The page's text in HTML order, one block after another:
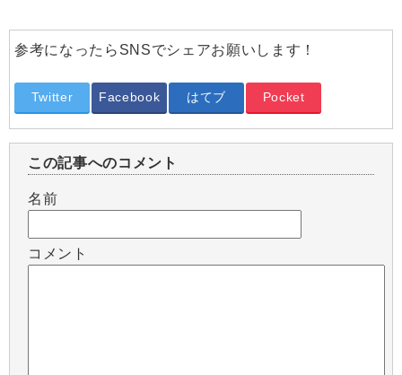
参考になったらSNSでシェアお願いします！
Twitter Facebook はてブ Pocket
この記事へのコメント
名前
コメント